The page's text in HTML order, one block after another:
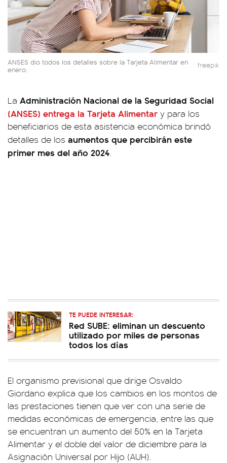
ANSES dio todos los detalles sobre la Tarjeta Alimentar en
enero. freepik
La Administración Nacional de la Seguridad Social
(ANSES) entrega la Tarjeta Alimentar y para los
beneficiarios de esta asistencia económica brindó
detalles de los aumentos que percibirán este
primer mes del año 2024.
TE PUEDE INTERESAR:
Red SUBE: eliminan un descuento
utilizado por miles de personas
todos los días
El organismo previsional que dirige Osvaldo
Giordano explica que los cambios en los montos de
las prestaciones tienen que ver con una serie de
medidas económicas de emergencia, entre las que
se encuentran un aumento del 50% en la Tarjeta
Alimentar y el doble del valor de diciembre para la
Asignación Universal por Hijo (AUH).